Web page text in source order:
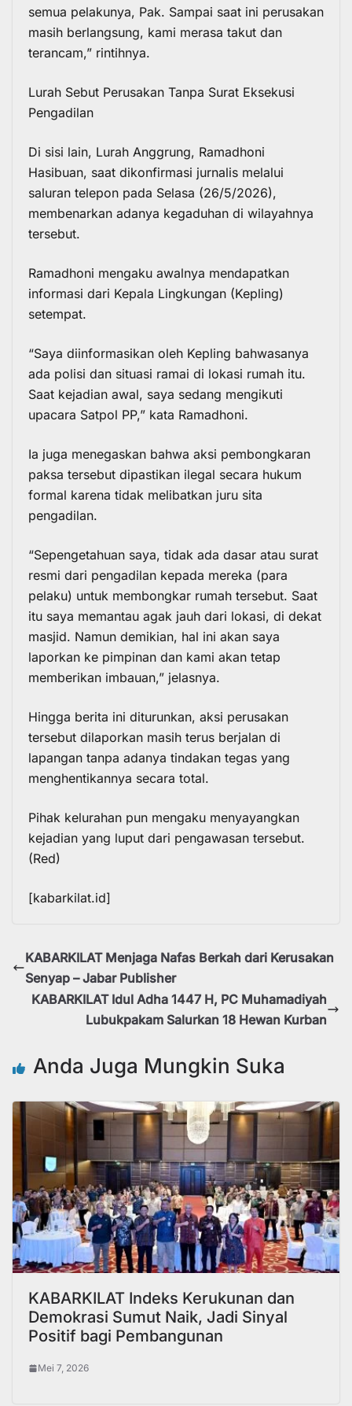
semua pelakunya, Pak. Sampai saat ini perusakan
masih berlangsung, kami merasa takut dan
terancam,” rintihnya.
Lurah Sebut Perusakan Tanpa Surat Eksekusi
Pengadilan
Di sisi lain, Lurah Anggrung, Ramadhoni
Hasibuan, saat dikonfirmasi jurnalis melalui
saluran telepon pada Selasa (26/5/2026),
membenarkan adanya kegaduhan di wilayahnya
tersebut.
Ramadhoni mengaku awalnya mendapatkan
informasi dari Kepala Lingkungan (Kepling)
setempat.
“Saya diinformasikan oleh Kepling bahwasanya
ada polisi dan situasi ramai di lokasi rumah itu.
Saat kejadian awal, saya sedang mengikuti
upacara Satpol PP,” kata Ramadhoni.
Ia juga menegaskan bahwa aksi pembongkaran
paksa tersebut dipastikan ilegal secara hukum
formal karena tidak melibatkan juru sita
pengadilan.
“Sepengetahuan saya, tidak ada dasar atau surat
resmi dari pengadilan kepada mereka (para
pelaku) untuk membongkar rumah tersebut. Saat
itu saya memantau agak jauh dari lokasi, di dekat
masjid. Namun demikian, hal ini akan saya
laporkan ke pimpinan dan kami akan tetap
memberikan imbauan,” jelasnya.
Hingga berita ini diturunkan, aksi perusakan
tersebut dilaporkan masih terus berjalan di
lapangan tanpa adanya tindakan tegas yang
menghentikannya secara total.
Pihak kelurahan pun mengaku menyayangkan
kejadian yang luput dari pengawasan tersebut.
(Red)
[kabarkilat.id]
KABARKILAT Menjaga Nafas Berkah dari Kerusakan
Senyap – Jabar Publisher
KABARKILAT Idul Adha 1447 H, PC Muhamadiyah
Lubukpakam Salurkan 18 Hewan Kurban
Anda Juga Mungkin Suka
KABARKILAT Indeks Kerukunan dan
Demokrasi Sumut Naik, Jadi Sinyal
Positif bagi Pembangunan
Mei 7, 2026